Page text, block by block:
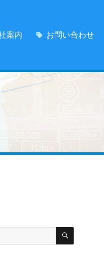
案内 お問い合わせ
SEARCH